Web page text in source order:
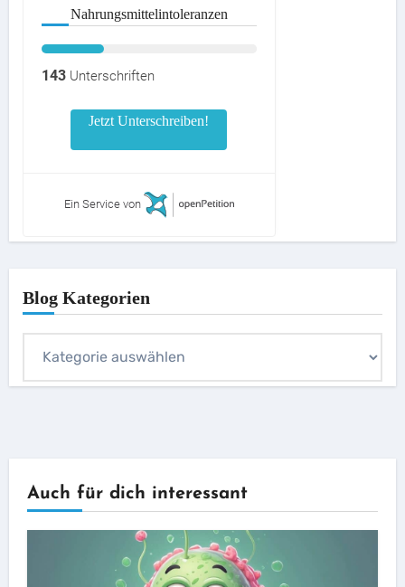
Nahrungsmittelintoleranzen
143Unterschriften
Jetzt Unterschreiben!
Ein Service von
Blog Kategorien
Kategorien
Auch für dich interessant